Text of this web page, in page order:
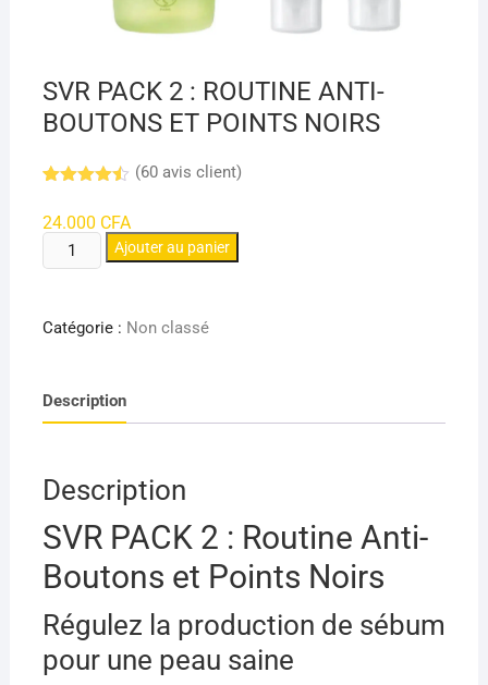
SVR PACK 2 : ROUTINE ANTI-
BOUTONS ET POINTS NOIRS
sur 5
basé
sur
notations
(60avis client)
24.000 CFA
quantité
de
PACK
ROUTINE
ANTI-
ET
POINTS
NOIRS
Ajouter au panier
Catégorie : Non classé
Description
Description
SVR PACK 2 : Routine Anti-
Boutons et Points Noirs
Régulez la production de sébum
pour une peau saine